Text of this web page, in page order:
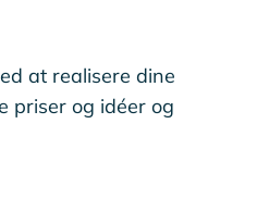
at realisere dine
priser og idéer og